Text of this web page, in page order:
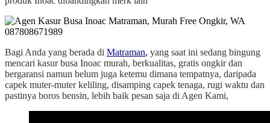
Bagi Anda yang berada di Matraman, yang saat ini sedang bingung
mencari kasur busa Inoac murah, berkualitas, gratis ongkir dan
bergaransi namun belum juga ketemu dimana tempatnya, daripada
capek muter-muter keliling, disamping capek tenaga, rugi waktu dan
pastinya boros bensin, lebih baik pesan saja di Agen Kami,